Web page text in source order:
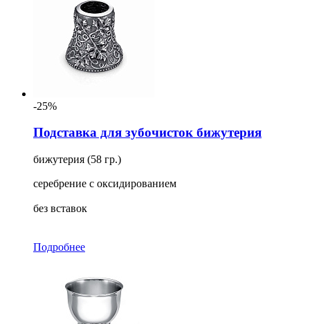
-25%
Подставка для зубочисток бижутерия
бижутерия (58 гр.)
серебрение с оксидированием
без вставок
Подробнее